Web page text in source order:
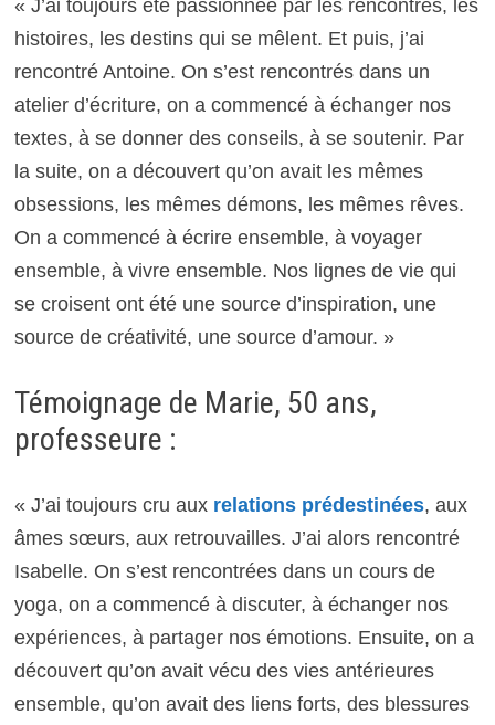
« J’ai toujours été passionnée par les rencontres, les
histoires, les destins qui se mêlent. Et puis, j’ai
rencontré Antoine. On s’est rencontrés dans un
atelier d’écriture, on a commencé à échanger nos
textes, à se donner des conseils, à se soutenir. Par
la suite, on a découvert qu’on avait les mêmes
obsessions, les mêmes démons, les mêmes rêves.
On a commencé à écrire ensemble, à voyager
ensemble, à vivre ensemble. Nos lignes de vie qui
se croisent ont été une source d’inspiration, une
source de créativité, une source d’amour. »
Témoignage de Marie, 50 ans,
professeure :
« J’ai toujours cru aux relations prédestinées, aux
âmes sœurs, aux retrouvailles. J’ai alors rencontré
Isabelle. On s’est rencontrées dans un cours de
yoga, on a commencé à discuter, à échanger nos
expériences, à partager nos émotions. Ensuite, on a
découvert qu’on avait vécu des vies antérieures
ensemble, qu’on avait des liens forts, des blessures